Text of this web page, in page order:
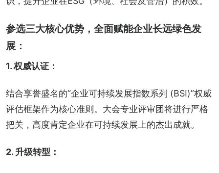
参选三大核心优势，全面赋能企业长远绿色发
展：
1. 权威认证：
结合享誉盛名的“企业可持续发展指数系列 (BSI)”权威
评估框架作为核心准则。大会专业评审团将进行严格
把关，高度肯定企业在可持续发展上的杰出成就。
2. 升级转型：